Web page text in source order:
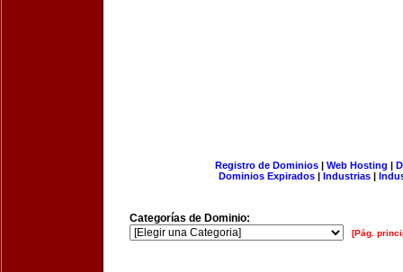
Registro de Dominios| Web Hosting |
Dominios Expirados | Industrias |
Categorías de Dominio:
[Pág.